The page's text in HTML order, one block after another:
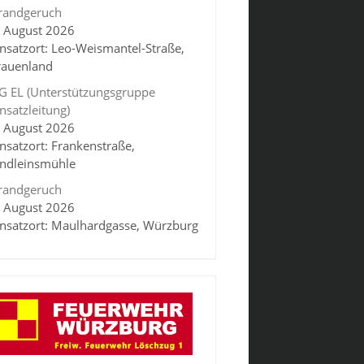
August 2026
Leo-Weismantel-Straße,
EL (Unterstützungsgruppe
August 2026
Frankenstraße,
August 2026
Maulhardgasse, Würzburg